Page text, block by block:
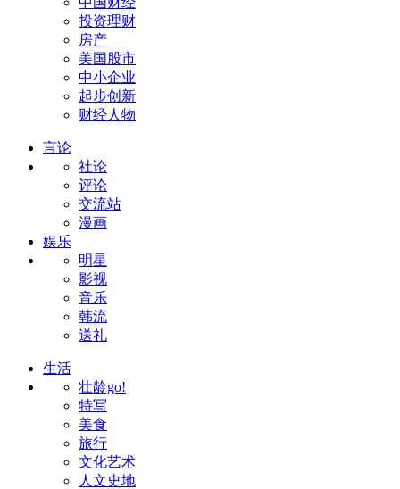
投资理财
房产
美国股市
中小企业
起步创新
财经人物
言论
社论
评论
交流站
漫画
娱乐
明星
影视
音乐
韩流
送礼
生活
壮龄go!
特写
美食
旅行
文化艺术
人文史地